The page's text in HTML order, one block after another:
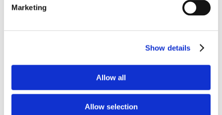
Marketing
Show details
Allow all
Allow selection
Diritto del Lavoro, Michela Colitta, Sentenze Cassazione
News.